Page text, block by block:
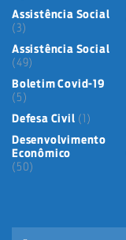
Assistência Social
(3)
Assistência Social
(49)
Boletim Covid-19
(5)
Defesa Civil (1)
Desenvolvimento
Econômico
(50)